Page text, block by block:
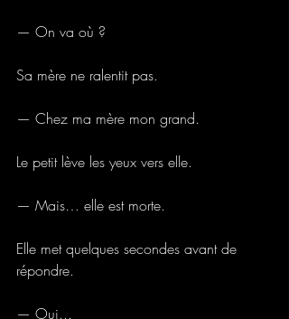
— On va où ?
Sa mère ne ralentit pas.
— Chez ma mère mon grand.
Le petit lève les yeux vers elle.
— Mais… elle est morte.
Elle met quelques secondes avant de
répondre.
— Oui...